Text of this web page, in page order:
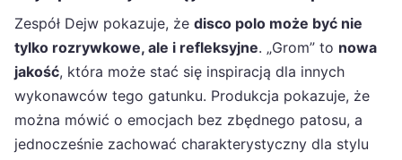
Zespół Dejw pokazuje, że disco polo może być nie
tylko rozrywkowe, ale i refleksyjne. „Grom” to nowa
jakość, która może stać się inspiracją dla innych
wykonawców tego gatunku. Produkcja pokazuje, że
można mówić o emocjach bez zbędnego patosu, a
jednocześnie zachować charakterystyczny dla stylu